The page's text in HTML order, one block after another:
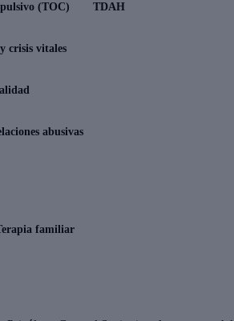
(TOC) TDAH
crisis vitales
abusivas
familiar